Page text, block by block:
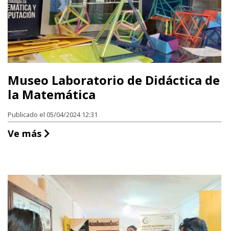
Museo Laboratorio de Didáctica de
la Matemática
Publicado el 05/04/2024 12:31
Ve más Museo Laboratorio de Didáctica de la